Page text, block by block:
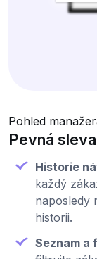
Pohled
Pevná sleva
Historie
každý
naposledy
historii.
Seznam a